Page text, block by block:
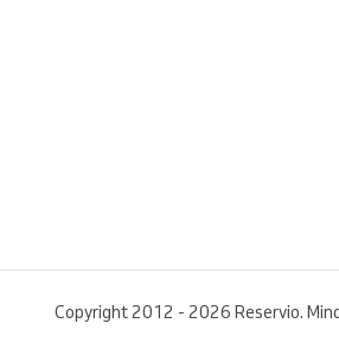
Copyright 2012 - 2026 Reservio.